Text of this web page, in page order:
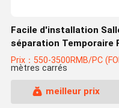
Facile d'installation
séparation Temporaire
Prix：550-3500RMB/PC
mètres carrés
meilleur prix